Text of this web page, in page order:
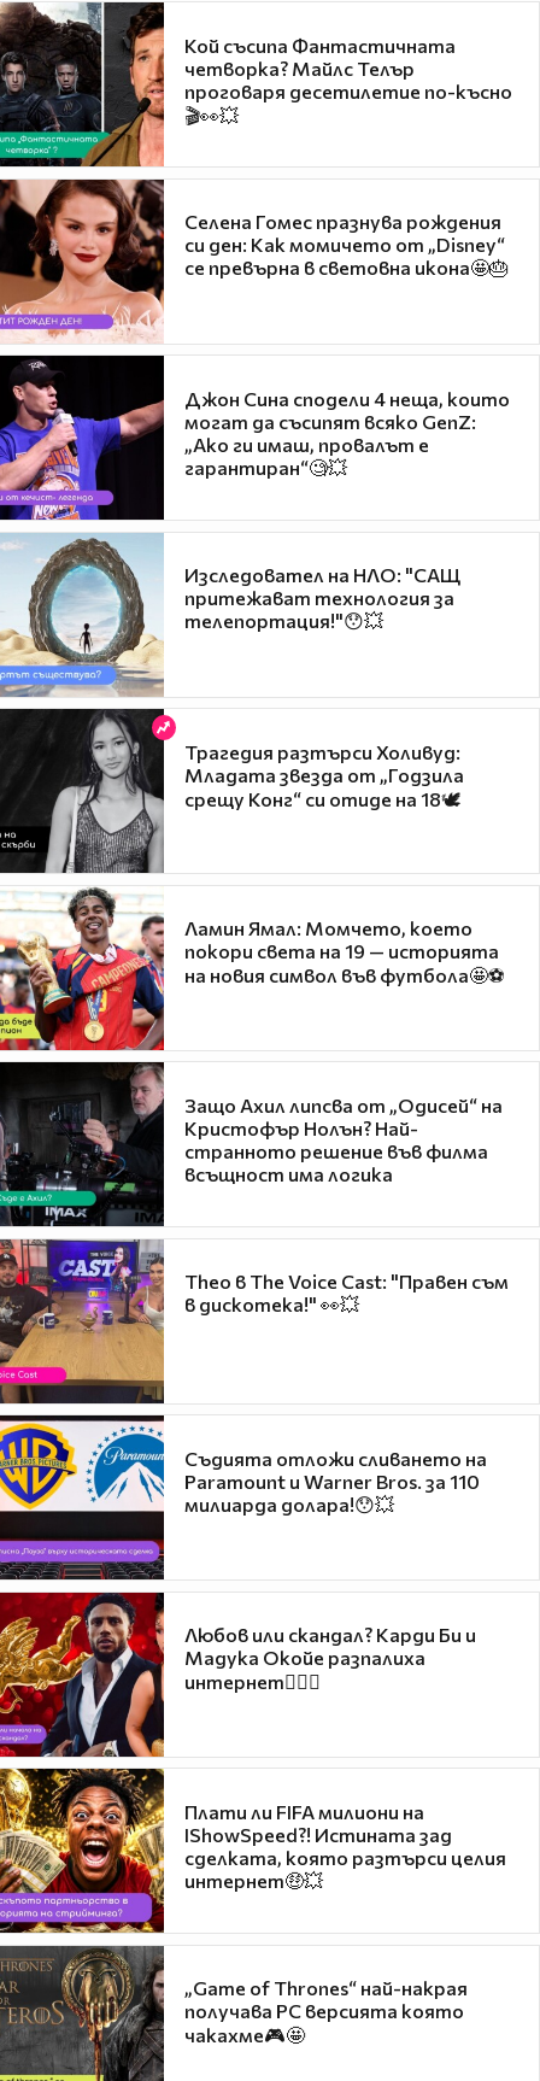
Кой съсипа Фантастичната
четворка? Майлс Телър
проговаря десетилетие по-късно
🎬👀💥
Селена Гомес празнува рождения
си ден: Как момичето от „Disney“
се превърна в световна икона🤩🎂
Джон Сина сподели 4 неща, които
могат да съсипят всяко GenZ:
„Ако ги имаш, провалът е
гарантиран“🧐💥
Изследовател на НЛО: "САЩ
притежават технология за
телепортация!"😯💥
Трагедия разтърси Холивуд:
Младата звезда от „Годзила
срещу Конг“ си отиде на 18🕊️
Ламин Ямал: Момчето, което
покори света на 19 — историята
на новия символ във футбола🤩⚽
Защо Ахил липсва от „Одисей“ на
Кристофър Нолън? Най-
странното решение във филма
всъщност има логика
Theo в The Voice Cast: "Правен съм
в дискотека!" 👀💥
Съдията отложи сливането на
Paramount и Warner Bros. за 110
милиарда долара!😯💥
Любов или скандал? Карди Би и
Мадука Окойе разпалиха
интернет❤️‍🔥🔥
Плати ли FIFA милиони на
IShowSpeed?! Истината зад
сделката, която разтърси целия
интернет🤑💥
„Game of Thrones“ най-накрая
получава PC версията която
чакахме🎮🤩